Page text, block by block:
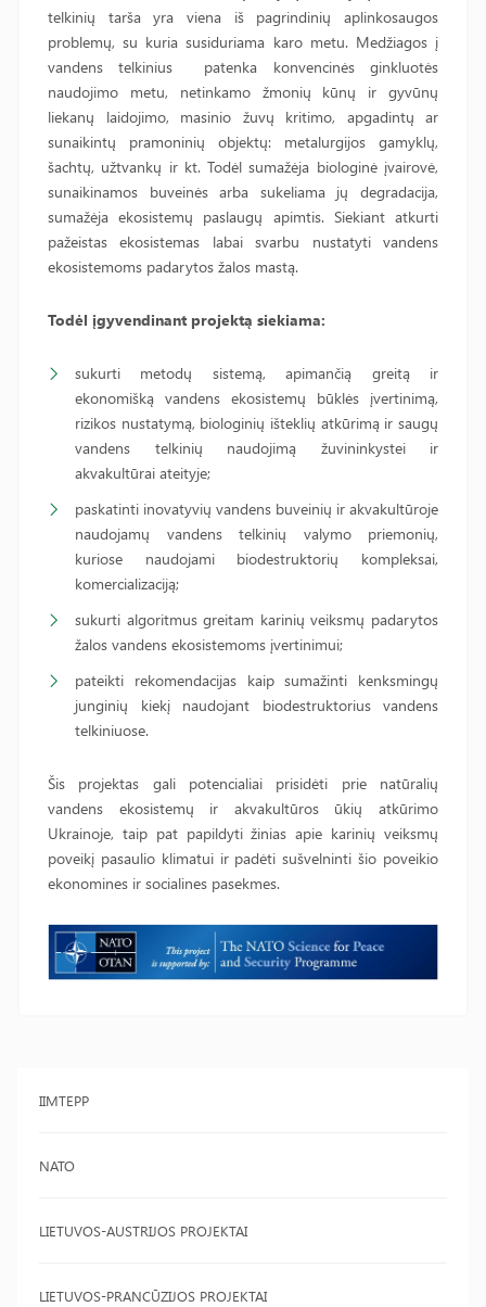
IIMTEPP
NATO
LIETUVOS-AUSTRIJOS PROJEKTAI
LIETUVOS-PRANCŪZIJOS PROJEKTAI
telkinių tarša yra viena iš pagrindinių aplinkosaugos
problemų, su kuria susiduriama karo metu. Medžiagos į
vandens telkinius patenka konvencinės ginkluotės
naudojimo metu, netinkamo žmonių kūnų ir gyvūnų
liekanų laidojimo, masinio žuvų kritimo, apgadintų ar
sunaikintų pramoninių objektų: metalurgijos gamyklų,
šachtų, užtvankų ir kt. Todėl sumažėja biologinė įvairovė,
sunaikinamos buveinės arba sukeliama jų degradacija,
sumažėja ekosistemų paslaugų apimtis. Siekiant atkurti
pažeistas ekosistemas labai svarbu nustatyti vandens
ekosistemoms padarytos žalos mastą.
Todėl įgyvendinant projektą siekiama:
sukurti metodų sistemą, apimančią greitą ir
ekonomišką vandens ekosistemų būklės įvertinimą,
rizikos nustatymą, biologinių išteklių atkūrimą ir saugų
vandens telkinių naudojimą žuvininkystei ir
akvakultūrai ateityje;
paskatinti inovatyvių vandens buveinių ir akvakultūroje
naudojamų vandens telkinių valymo priemonių,
kuriose naudojami biodestruktorių kompleksai,
komercializaciją;
sukurti algoritmus greitam karinių veiksmų padarytos
žalos vandens ekosistemoms įvertinimui;
pateikti rekomendacijas kaip sumažinti kenksmingų
junginių kiekį naudojant biodestruktorius vandens
telkiniuose.
Šis projektas gali potencialiai prisidėti prie natūralių
vandens ekosistemų ir akvakultūros ūkių atkūrimo
Ukrainoje, taip pat papildyti žinias apie karinių veiksmų
poveikį pasaulio klimatui ir padėti sušvelninti šio poveikio
ekonomines ir socialines pasekmes.